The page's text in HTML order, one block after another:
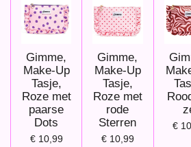
Gimme,
Make-Up
Tasje,
Roze met
paarse
Dots
€ 10,99
Gimme,
Make-Up
Tasje,
Roze met
rode
Sterren
€ 10,99
€